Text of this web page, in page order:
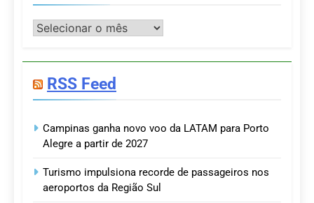
Postagens
RSS Feed
Campinas ganha novo voo da LATAM para Porto
Alegre a partir de 2027
Turismo impulsiona recorde de passageiros nos
aeroportos da Região Sul